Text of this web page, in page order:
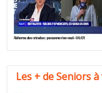
Les + de Seniors